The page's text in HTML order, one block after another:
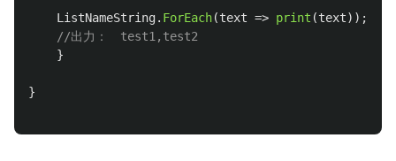
ListNameString. ForEach(text => print (text));
//出力：　test1,test2
}
}